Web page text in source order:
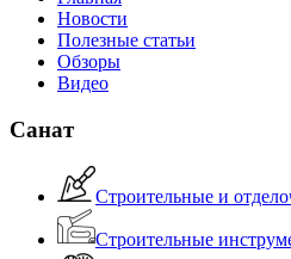
Новости
Полезные статьи
Обзоры
Видео
Санат
Строительные и
Строительные